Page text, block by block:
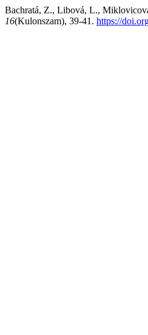
Bachratá, Z., Libová, L.,
16(Kulonszam), 39-41. https://